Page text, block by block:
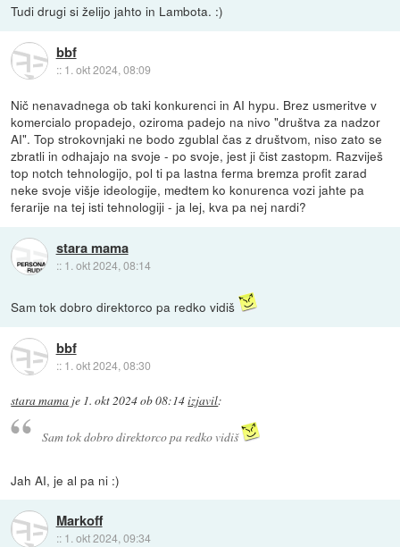
Tudi drugi si želijo jahto in Lambota. :)
bbf
:: 1. okt 2024, 08:09
Nič nenavadnega ob taki konkurenci in AI hypu. Brez usmeritve v
komercialo propadejo, oziroma padejo na nivo "društva za nadzor
AI". Top strokovnjaki ne bodo zgublal čas z društvom, niso zato se
zbratli in odhajajo na svoje - po svoje, jest ji čist zastopm. Razviješ
top notch tehnologijo, pol ti pa lastna ferma bremza profit zarad
neke svoje višje ideologije, medtem ko konurenca vozi jahte pa
ferarije na tej isti tehnologiji - ja lej, kva pa nej nardi?
stara mama
:: 1. okt 2024, 08:14
Sam tok dobro direktorco pa redko vidiš
bbf
:: 1. okt 2024, 08:30
stara mama je 1. okt 2024 ob 08:14izjavil:
Sam tok dobro direktorco pa redko vidiš
Jah AI, je al pa ni :)
Markoff
:: 1. okt 2024, 09:34